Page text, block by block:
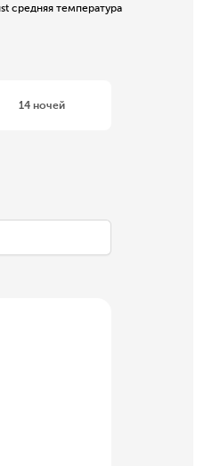
средняя температура
14 ночей